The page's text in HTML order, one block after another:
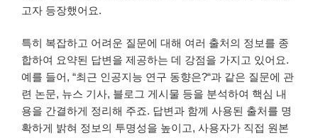
고자 등장했어요.
특히 복잡하고 어려운 질문에 대해 여러 출처의 정보를 종
합하여 요약된 답변을 제공하는 데 강점을 가지고 있어요.
예를 들어, “최근 인공지능 연구 동향은?“과 같은 질문에 관
련 논문, 뉴스 기사, 블로그 게시물 등을 분석하여 핵심 내
용을 간결하게 정리해 주죠. 답변과 함께 사용된 출처를 명
확하게 밝혀 정보의 투명성을 높이고, 사용자가 직접 원본